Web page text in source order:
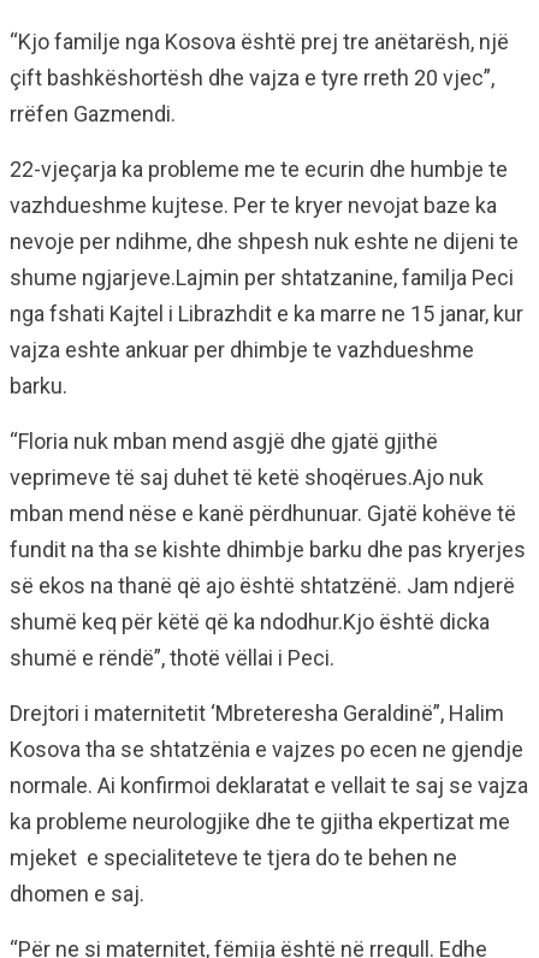
“Kjo familje nga Kosova është prej tre anëtarësh, një
çift bashkëshortësh dhe vajza e tyre rreth 20 vjec”,
rrëfen Gazmendi.
22-vjeçarja ka probleme me te ecurin dhe humbje te
vazhdueshme kujtese. Per te kryer nevojat baze ka
nevoje per ndihme, dhe shpesh nuk eshte ne dijeni te
shume ngjarjeve.Lajmin per shtatzanine, familja Peci
nga fshati Kajtel i Librazhdit e ka marre ne 15 janar, kur
vajza eshte ankuar per dhimbje te vazhdueshme
barku.
“Floria nuk mban mend asgjë dhe gjatë gjithë
veprimeve të saj duhet të ketë shoqërues.Ajo nuk
mban mend nëse e kanë përdhunuar. Gjatë kohëve të
fundit na tha se kishte dhimbje barku dhe pas kryerjes
së ekos na thanë që ajo është shtatzënë. Jam ndjerë
shumë keq për këtë që ka ndodhur.Kjo është dicka
shumë e rëndë”, thotë vëllai i Peci.
Drejtori i maternitetit ‘Mbreteresha Geraldinë”, Halim
Kosova tha se shtatzënia e vajzes po ecen ne gjendje
normale. Ai konfirmoi deklaratat e vellait te saj se vajza
ka probleme neurologjike dhe te gjitha ekpertizat me
mjeket e specialiteteve te tjera do te behen ne
dhomen e saj.
“Për ne si maternitet, fëmija është në rregull. Edhe